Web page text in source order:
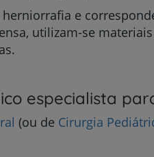
+CUF
CUF
e
e
utilizam-se
especialista
(ou de Cirurgia